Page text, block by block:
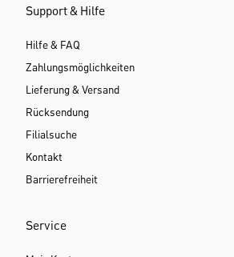
Support & Hilfe
Hilfe & FAQ
Zahlungsmöglichkeiten
Lieferung & Versand
Rücksendung
Filialsuche
Kontakt
Barrierefreiheit
Service